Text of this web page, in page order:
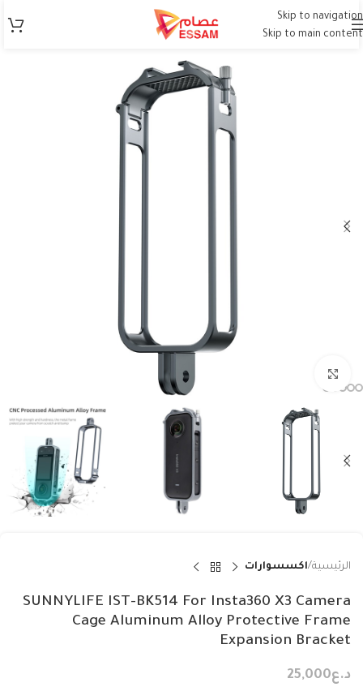
Skip to navigation
Skip to main content
الرئيسية اكسسوارات
SUNNYLIFE IST-BK514 For Insta360 X3 Camera
Cage Aluminum Alloy Protective Frame
Expansion Bracket
د.ع25,000